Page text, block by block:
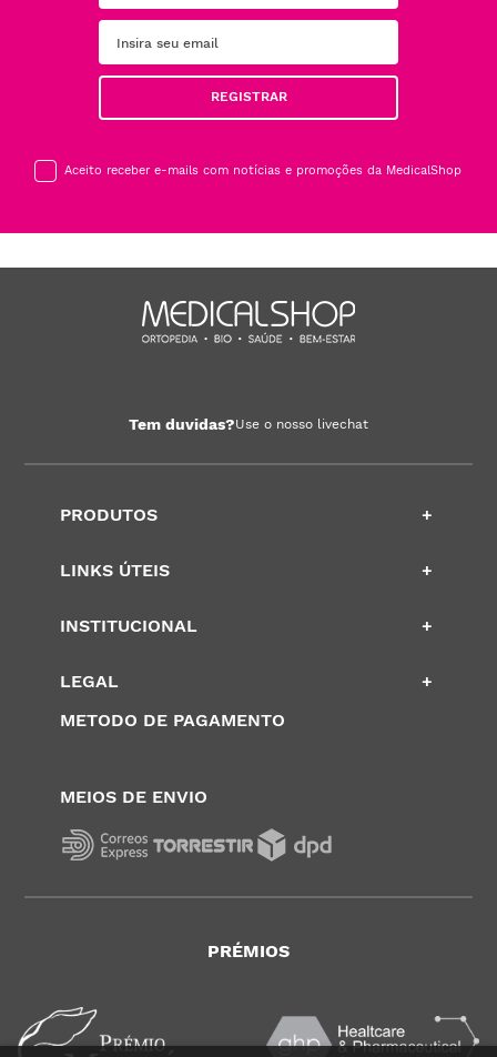
REGISTRAR
Aceito receber e-mails com notícias e promoções da MedicalShop
Tem duvidas?Use o nosso livechat
PRODUTOS +
LINKS ÚTEIS +
INSTITUCIONAL +
LEGAL
+
METODO DE PAGAMENTO
MEIOS DE ENVIO
PRÉMIOS